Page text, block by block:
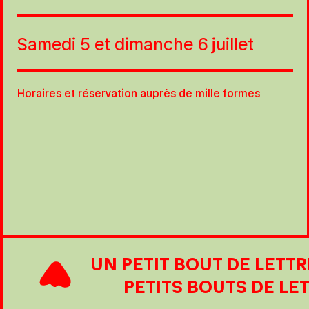
Samedi 5 et dimanche 6 juillet
Horaires et réservation auprès de mille formes
UN PETIT BOUT DE
PETITS BOUTS DE